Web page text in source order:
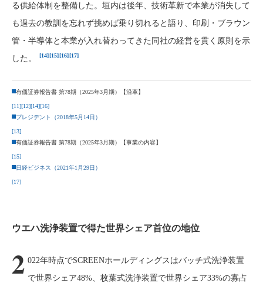
る供給体制を整備した。垣内は後年、技術革新で本業が消失して
も過去の教訓を忘れず挑めば乗り切れると語り、印刷・ブラウン
管・半導体と本業が入れ替わってきた同社の経営を貫く原則を示
した。
[14][15][16][17]
有価証券報告書 第78期（2025年3月期）【沿革】
[11][12][14][16]
プレジデント（2018年5月14日）
[13]
有価証券報告書 第78期（2025年3月期）【事業の内容】
[15]
日経ビジネス（2021年1月29日）
[17]
ウエハ洗浄装置で得た世界シェア首位の地位
2 022年時点でSCREENホールディングスはバッチ式洗浄装置
で世界シェア48%、枚葉式洗浄装置で世界シェア33%の寡占